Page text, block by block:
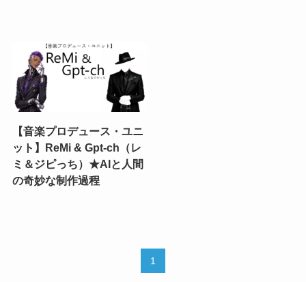
【音楽プロデュース・ユニ
ット】ReMi & Gpt-ch（レ
ミ＆ジピっち）★AIと人間
の奇妙な制作過程
1